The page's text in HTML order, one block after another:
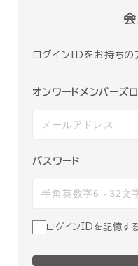
ログインIDをお持ちの
オンワードメンバーズ
パスワード
ログインIDを記憶する